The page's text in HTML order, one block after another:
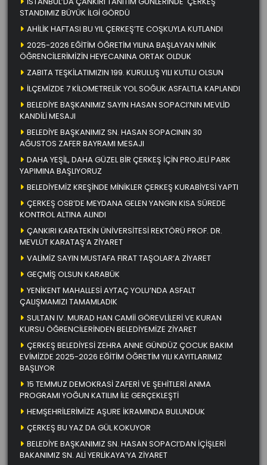
STANDIMIZ BÜYÜK İLGİ GÖRDÜ
AHİLİK HAFTASI BU YIL ÇERKEŞ’TE COŞKUYLA KUTLANDI
2025-2026 EĞİTİM ÖĞRETİM YILINA BAŞLAYAN MİNİK
ÖĞRENCİLERİMİZİN HEYECANINA ORTAK OLDUK
ZABITA TEŞKİLATIMIZIN 199. KURULUŞ YILI KUTLU OLSUN
İLÇEMİZDE 7 KİLOMETRELİK YOL SOĞUK ASFALTLA KAPLANDI
BELEDİYE BAŞKANIMIZ SAYIN HASAN SOPACI’NIN MEVLİD
KANDİLİ MESAJI
BELEDİYE BAŞKANIMIZ SN. HASAN SOPACININ 30
AĞUSTOS ZAFER BAYRAMI MESAJI
DAHA YEŞİL, DAHA GÜZEL BİR ÇERKEŞ İÇİN PROJELİ PARK
YAPIMINA BAŞLIYORUZ
BELEDİYEMİZ KREŞİNDE MİNİKLER ÇERKEŞ KURABİYESİ YAPTI
ÇERKEŞ OSB’DE MEYDANA GELEN YANGIN KISA SÜREDE
KONTROL ALTINA ALINDI
ÇANKIRI KARATEKİN ÜNİVERSİTESİ REKTÖRÜ PROF. DR.
MEVLÜT KARATAŞ’A ZİYARET
VALİMİZ SAYIN MUSTAFA FIRAT TAŞOLAR’A ZİYARET
GEÇMİŞ OLSUN KARABÜK
YENİKENT MAHALLESİ AYTAÇ YOLU’NDA ASFALT
ÇALIŞMAMIZI TAMAMLADIK
SULTAN IV. MURAD HAN CAMİİ GÖREVLİLERİ VE KURAN
KURSU ÖĞRENCİLERİNDEN BELEDİYEMİZE ZİYARET
ÇERKEŞ BELEDİYESİ ZEHRA ANNE GÜNDÜZ ÇOCUK BAKIM
EVİMİZDE 2025-2026 EĞİTİM ÖĞRETİM YILI KAYITLARIMIZ
BAŞLIYOR
15 TEMMUZ DEMOKRASİ ZAFERİ VE ŞEHİTLERİ ANMA
PROGRAMI YOĞUN KATILIM İLE GERÇEKLEŞTİ
HEMŞEHRİLERİMİZE AŞURE İKRAMINDA BULUNDUK
ÇERKEŞ BU YAZ DA GÜL KOKUYOR
BELEDİYE BAŞKANIMIZ SN. HASAN SOPACI’DAN İÇİŞLERİ
BAKANIMIZ SN. ALİ YERLİKAYA’YA ZİYARET